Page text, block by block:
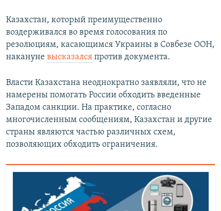
Казахстан, который преимущественно
воздерживался во время голосования по
резолюциям, касающимся Украины в Совбезе ООН,
накануне высказался против документа.
Власти Казахстана неоднократно заявляли, что не
намерены помогать России обходить введенные
Западом санкции. На практике, согласно
многочисленным сообщениям, Казахстан и другие
страны являются частью различных схем,
позволяющих обходить ограничения.